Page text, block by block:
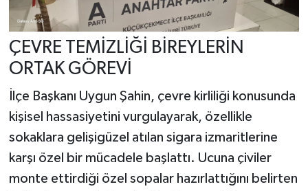
ÇEVRE TEMİZLİĞİ BİREYLERİN
ORTAK GÖREVİ
İlçe Başkanı Uygun Şahin, çevre kirliliği konusunda
kişisel hassasiyetini vurgulayarak, özellikle
sokaklara gelişigüzel atılan sigara izmaritlerine
karşı özel bir mücadele başlattı. Ucuna çiviler
monte ettirdiği özel sopalar hazırlattığını belirten